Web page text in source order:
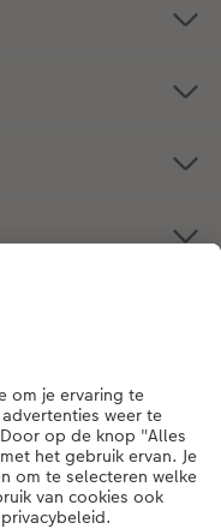
bel ons dan gerust:
tot 17:00 u | zo 12:00 tot